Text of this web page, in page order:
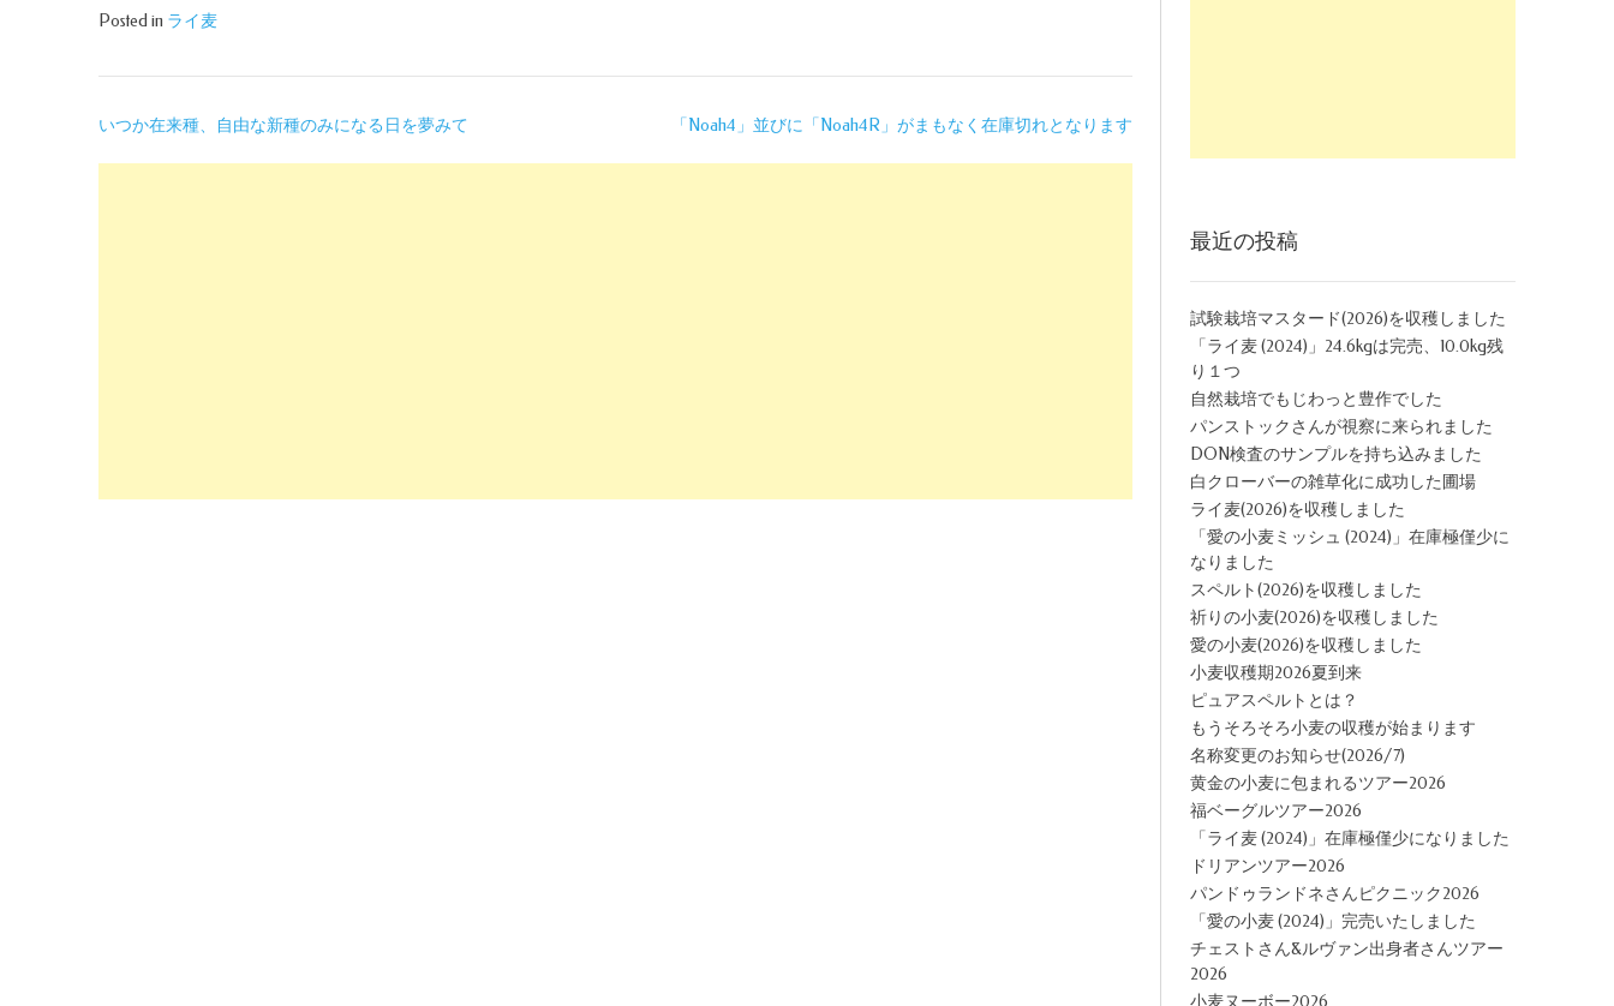
Posted in ライ麦
投
稿
いつか在来種、自由な新種のみになる日を夢みて 「Noah4」並びに「Noah4R」がまもなく在庫切れとなります
最近の投稿
試験栽培マスタード(2026)を収穫しました
「ライ麦 (2024)」24.6kgは完売、10.0kg残
り１つ
自然栽培でもじわっと豊作でした
パンストックさんが視察に来られました
DON検査のサンプルを持ち込みました
白クローバーの雑草化に成功した圃場
ライ麦(2026)を収穫しました
「愛の小麦ミッシュ (2024)」在庫極僅少に
なりました
スペルト(2026)を収穫しました
祈りの小麦(2026)を収穫しました
愛の小麦(2026)を収穫しました
小麦収穫期2026夏到来
ピュアスペルトとは？
もうそろそろ小麦の収穫が始まります
名称変更のお知らせ(2026/7)
黄金の小麦に包まれるツアー2026
福ベーグルツアー2026
「ライ麦 (2024)」在庫極僅少になりました
ドリアンツアー2026
パンドゥランドネさんピクニック2026
「愛の小麦 (2024)」完売いたしました
チェストさん&ルヴァン出身者さんツアー
2026
小麦ヌーボー2026